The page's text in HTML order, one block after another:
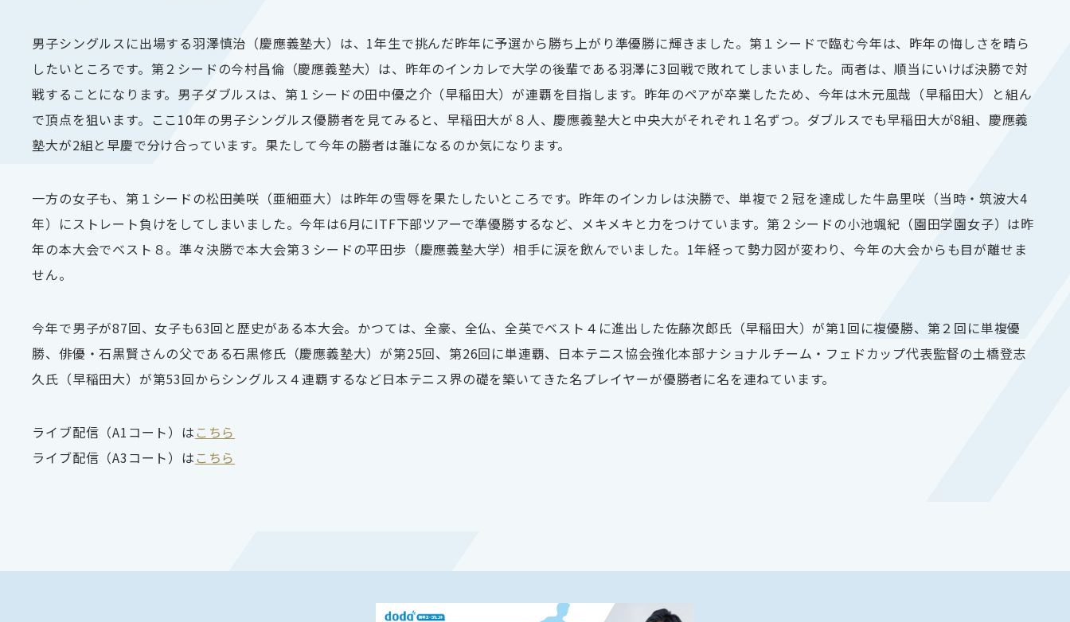
男子シングルスに出場する羽澤慎治（慶應義塾大）は、 1年生で挑んだ昨年に予選から勝ち上がり準優勝に輝きました。第１シードで臨む今年は、昨年の悔しさを晴ら
したいところです。第２シードの今村昌倫（慶應義塾大）は、昨年のインカレで大学の後輩である羽澤に3回戦で敗れてしまいました。両者は、順当にいけば決勝で対
戦することになります。男子ダブルスは、第１シードの田中優之介（早稲田大）が連覇を目指します。昨年のペアが卒業したため、今年は木元風哉（早稲田大）と組ん
で頂点を狙います。ここ10年の男子シングルス優勝者を見てみると、早稲田大が８人、慶應義塾大と中央大がそれぞれ１名ずつ。ダブルスでも早稲田大が8組、慶應義
塾大が2組と早慶で分け合っています。果たして今年の勝者は誰になるのか気になります。
一方の女子も、第１シードの松田美咲（亜細亜大）は昨年の雪辱を果たしたいところです。昨年のインカレは決勝で、単複で２冠を達成した牛島里咲（当時・筑波大4
年）にストレート負けをしてしまいました。今年は6月にITF下部ツアーで準優勝するなど、メキメキと力をつけています。第２シードの小池颯紀（園田学園女子）は昨
年の本大会でベスト８。準々決勝で本大会第３シードの平田歩（慶應義塾大学）相手に涙を飲んでいました。 1年経って勢力図が変わり、今年の大会からも目が離せま
せん。
今年で男子が87回、女子も63回と歴史がある本大会。かつては、全豪、全仏、全英でベスト４に進出した佐藤次郎氏（早稲田大）が第1回に複優勝、第２回に単複優
勝、俳優・石黒賢さんの父である石黒修氏（慶應義塾大）が第25回、第26回に単連覇、日本テニス協会強化本部ナショナルチーム・フェドカップ代表監督の土橋登志
久氏（早稲田大）が第53回からシングルス４連覇するなど日本テニス界の礎を築いてきた名プレイヤーが優勝者に名を連ねています。
ライブ配信（A1コート）は こちら
ライブ配信（A3コート）は こちら